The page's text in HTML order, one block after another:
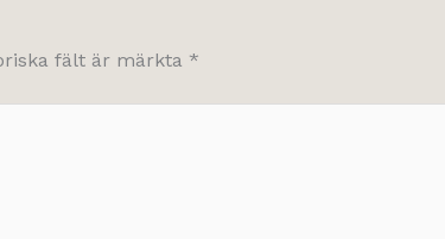
fält är märkta *